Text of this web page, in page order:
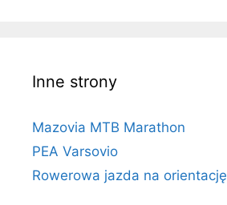
Inne strony
Mazovia MTB Marathon
PEA Varsovio
Rowerowa jazda na orientację